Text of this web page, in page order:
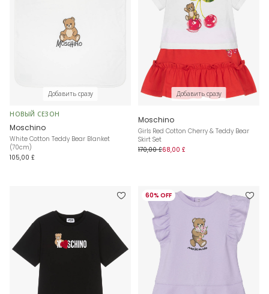
Добавить сразу
НОВЫЙ СЕЗОН
Moschino
White Cotton Teddy Bear Blanket
(70cm)
105,00 £
Добавить сразу
Moschino
Girls Red Cotton Cherry & Teddy Bear
Skirt Set
170,00 £68,00 £
60% OFF